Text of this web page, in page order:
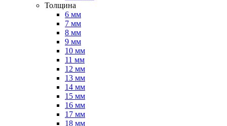
Толщина
6 мм
7 мм
8 мм
9 мм
10 мм
11 мм
12 мм
13 мм
14 мм
15 мм
16 мм
17 мм
18 мм